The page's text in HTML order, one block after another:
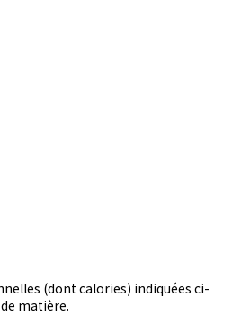
(dont calories) indiquées ci-
matière.